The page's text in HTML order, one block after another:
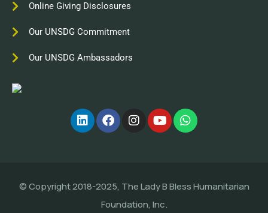
Online Giving Disclosures
Our UNSDG Commitment
Our UNSDG Ambassadors
© Copyright 2018-2025, The Lady B Bless Humanitarian
Foundation, Inc.